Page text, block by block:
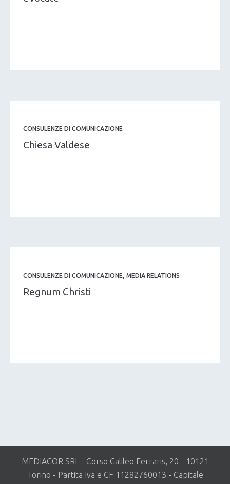
CONSULENZE DI COMUNICAZIONE
Chiesa Valdese
CONSULENZE DI COMUNICAZIONE, MEDIA RELATIONS
Regnum Christi
MEDIACOR SRL - Corso Galileo Ferraris, 20 - 10121
Torino - Partita Iva e CF 11282760013 - Capitale